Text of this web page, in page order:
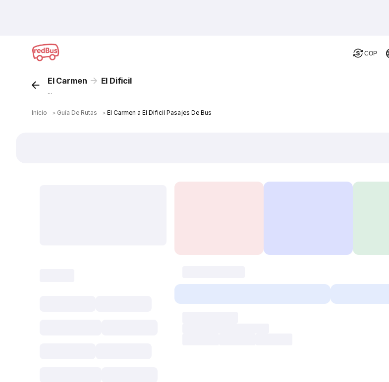
COP
El Carmen El Dificil
...
Inicio ＞ Guía De Rutas ＞El Carmen a El Dificil Pasajes De Bus